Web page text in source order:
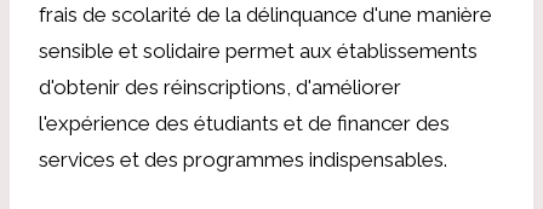
frais de scolarité de la délinquance d'une manière
sensible et solidaire permet aux établissements
d'obtenir des réinscriptions, d'améliorer
l'expérience des étudiants et de financer des
services et des programmes indispensables.